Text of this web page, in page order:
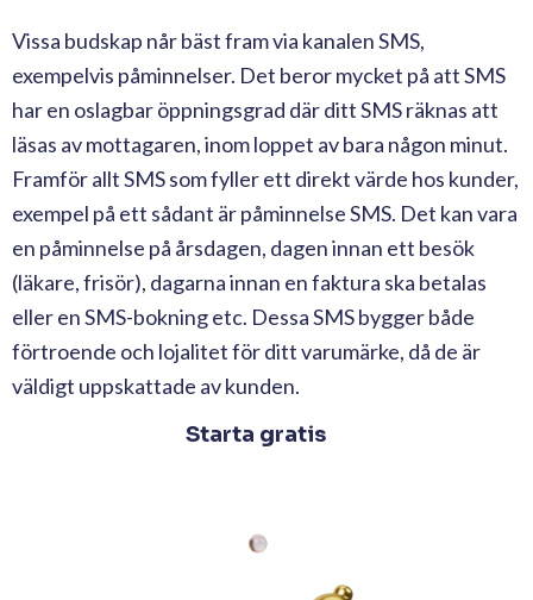
Vissa budskap når bäst fram via kanalen SMS,
exempelvis påminnelser. Det beror mycket på att SMS
har en oslagbar öppningsgrad där ditt SMS räknas att
läsas av mottagaren, inom loppet av bara någon minut.
Framför allt SMS som fyller ett direkt värde hos kunder,
exempel på ett sådant är påminnelse SMS. Det kan vara
en påminnelse på årsdagen, dagen innan ett besök
(läkare, frisör), dagarna innan en faktura ska betalas
eller en SMS-bokning etc. Dessa SMS bygger både
förtroende och lojalitet för ditt varumärke, då de är
väldigt uppskattade av kunden.
Starta gratis